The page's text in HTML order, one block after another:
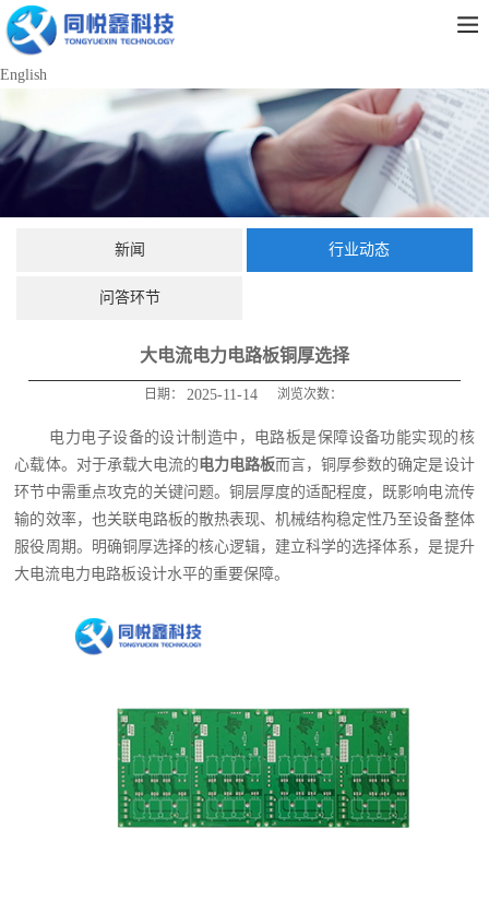
English
新闻 行业动态
问答环节
大电流电力电路板铜厚选择
日期： 2025-11-14 浏览次数：
电力电子设备的设计制造中，电路板是保障设备功能实现的核
心载体。对于承载大电流的电力电路板而言，铜厚参数的确定是设计
环节中需重点攻克的关键问题。铜层厚度的适配程度，既影响电流传
输的效率，也关联电路板的散热表现、机械结构稳定性乃至设备整体
服役周期。明确铜厚选择的核心逻辑，建立科学的选择体系，是提升
大电流电力电路板设计水平的重要保障。